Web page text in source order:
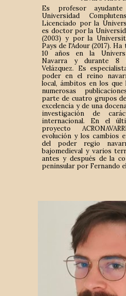
Es profesor
Universidad
Licenciado por la
es doctor por la
(2003) y por la
Pays de l'Adour (2017).
10 años en la
Navarra y durante 8
Velázquez. Es
poder en el reino
local, ámbitos en los que
numerosas
parte de cuatro grupos
excelencia y de una
investigación de
internacional. En el
proyecto
evolución y los cambios
del poder regio
bajomedieval y varios
antes y después de la
peninsular por Fernando